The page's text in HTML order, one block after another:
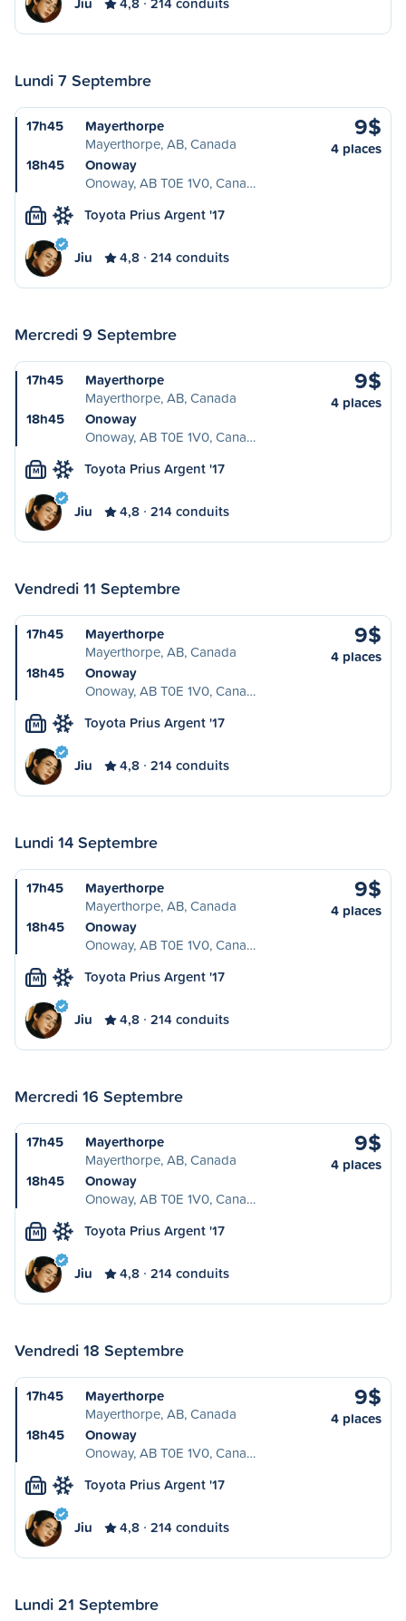
Lundi 7 Septembre
17h45
Mayerthorpe
Mayerthorpe, AB, Canada
18h45
Onoway
Onoway, AB T0E 1V0, Cana…
9$
4 places
M Toyota Prius Argent '17
Jiu 4,8 214 conduits
Mercredi 9 Septembre
17h45
Mayerthorpe
Mayerthorpe, AB, Canada
18h45
Onoway
Onoway, AB T0E 1V0, Cana…
9$
4 places
M Toyota Prius Argent '17
Jiu 4,8 214 conduits
Vendredi 11 Septembre
17h45
Mayerthorpe
Mayerthorpe, AB, Canada
18h45
Onoway
Onoway, AB T0E 1V0, Cana…
9$
4 places
M Toyota Prius Argent '17
Jiu 4,8 214 conduits
Lundi 14 Septembre
17h45
Mayerthorpe
Mayerthorpe, AB, Canada
18h45
Onoway
Onoway, AB T0E 1V0, Cana…
9$
4 places
M Toyota Prius Argent '17
Jiu 4,8 214 conduits
Mercredi 16 Septembre
17h45
Mayerthorpe
Mayerthorpe, AB, Canada
18h45
Onoway
Onoway, AB T0E 1V0, Cana…
9$
4 places
M Toyota Prius Argent '17
Jiu 4,8 214 conduits
Vendredi 18 Septembre
17h45
Mayerthorpe
Mayerthorpe, AB, Canada
18h45
Onoway
Onoway, AB T0E 1V0, Cana…
9$
4 places
M Toyota Prius Argent '17
Jiu 4,8 214 conduits
Lundi 21 Septembre